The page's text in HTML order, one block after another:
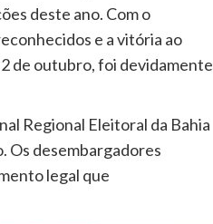
deste ano. Com o
e a vitória ao
de outubro, foi devidamente
Regional Eleitoral da Bahia
Os desembargadores
legal que